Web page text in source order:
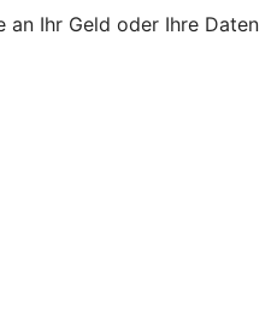
an Ihr Geld oder Ihre Daten